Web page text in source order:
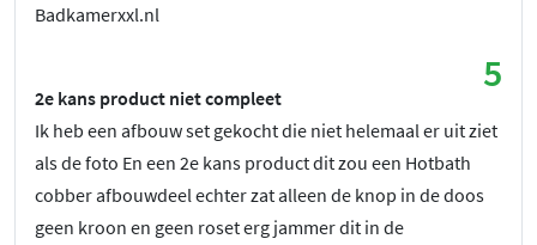
Badkamerxxl.nl
5
2e kans product niet compleet
Ik heb een afbouw set gekocht die niet helemaal er uit ziet
als de foto En een 2e kans product dit zou een Hotbath
cobber afbouwdeel echter zat alleen de knop in de doos
geen kroon en geen roset erg jammer dit in de